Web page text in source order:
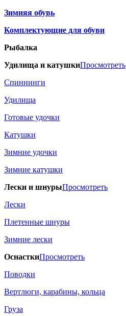
Зимняя обувь
Комплектующие для обуви
Рыбалка
Удилища и катушкиПросмотреть
Спиннинги
Удилища
Готовые удочки
Катушки
Зимние удочки
Зимние катушки
Лески и шнурыПросмотреть
Лески
Плетенные шнуры
Зимние лески
ОснасткиПросмотреть
Поводки
Вертлюги, карабины, кольца
Груза